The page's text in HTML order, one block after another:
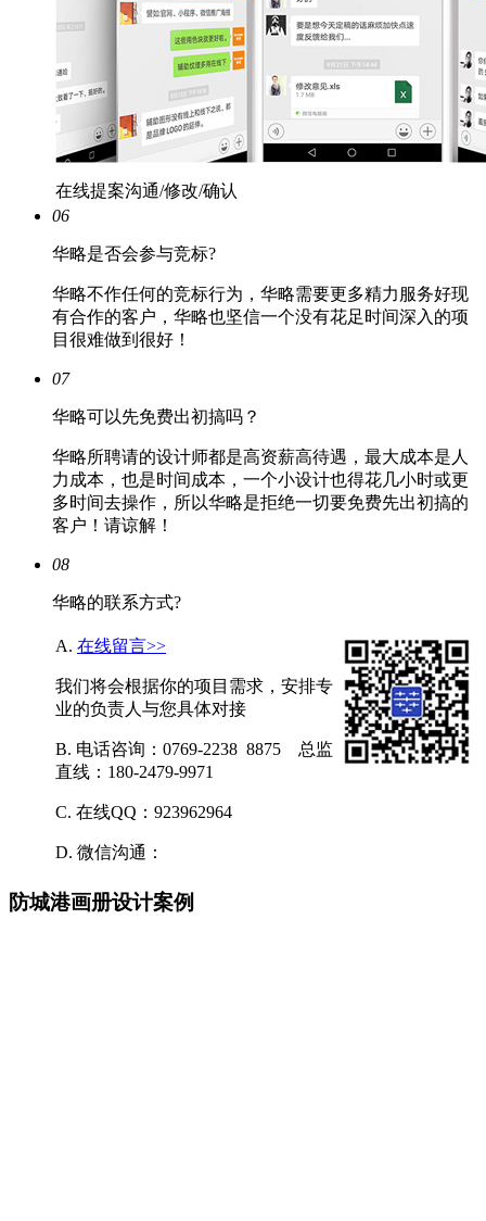
在线提案沟通/修改/确认
06
华略是否会参与竞标?
华略不作任何的竞标行为，华略需要更多精力服务好现
有合作的客户，华略也坚信一个没有花足时间深入的项
目很难做到很好！
07
华略可以先免费出初搞吗？
华略所聘请的设计师都是高资薪高待遇，最大成本是人
力成本，也是时间成本，一个小设计也得花几小时或更
多时间去操作，所以华略是拒绝一切要免费先出初搞的
客户！请谅解！
08
华略的联系方式?
A. 在线留言>>
我们将会根据你的项目需求，安排专
业的负责人与您具体对接
B. 电话咨询：0769-2238 8875 总监
直线：180-2479-9971
C. 在线QQ：923962964
D. 微信沟通：
防城港画册设计案例